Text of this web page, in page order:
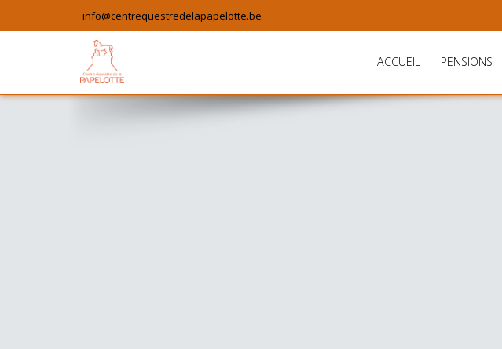
info@centrequestredelapapelotte.be
ACCUEIL PENSIONS